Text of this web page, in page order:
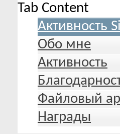
Tab Content
Активность
Обо мне
Активность
Файловый
Награды